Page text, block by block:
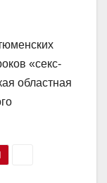
«секс-
областная